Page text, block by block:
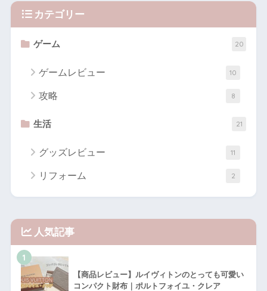
カテゴリー
ゲーム 20
ゲームレビュー 10
攻略 8
生活 21
グッズレビュー 11
リフォーム 2
人気記事
1
【商品レビュー】ルイヴィトンのとっても可愛い
コンパクト財布｜ポルトフォイユ・クレア